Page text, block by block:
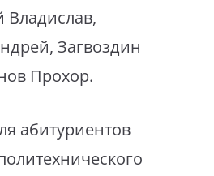
Владислав,
Загвоздин
Прохор.
абитуриентов